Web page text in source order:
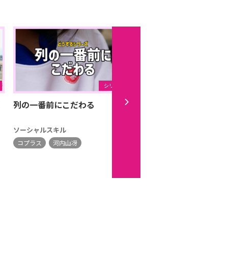
シリーズ
列の一番前にこだわる
ソーシャルスキル
コプラス 河内山冴